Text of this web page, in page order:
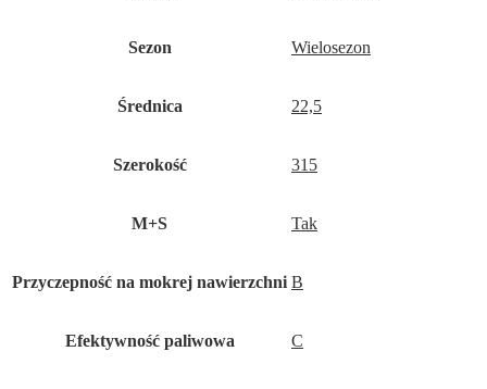
Sezon Wielosezon
Średnica 22,5
Szerokość 315
M+S Tak
Przyczepność na mokrej nawierzchni B
Efektywność paliwowa C